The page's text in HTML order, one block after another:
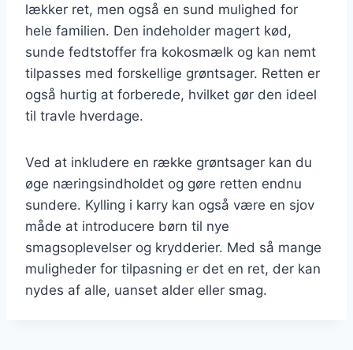
lækker ret, men også en sund mulighed for
hele familien. Den indeholder magert kød,
sunde fedtstoffer fra kokosmælk og kan nemt
tilpasses med forskellige grøntsager. Retten er
også hurtig at forberede, hvilket gør den ideel
til travle hverdage.
Ved at inkludere en række grøntsager kan du
øge næringsindholdet og gøre retten endnu
sundere. Kylling i karry kan også være en sjov
måde at introducere børn til nye
smagsoplevelser og krydderier. Med så mange
muligheder for tilpasning er det en ret, der kan
nydes af alle, uanset alder eller smag.